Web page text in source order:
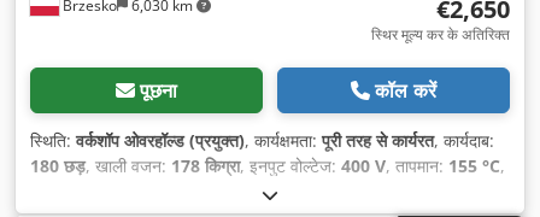
Brzesko 6,030 km €2,650
स्थिर मूल्य कर के अतिरिक्त
पूछना कॉल करें
स्थिति:वर्कशॉप ओवरहॉल्ड (प्रयुक्त), कार्यक्षमता:पूरी तरह से कार्यरत, कार्यदाब:
180 छड़, खाली वजन: 178 किग्रा, इनपुट वोल्टेज: 400 V, तापमान: 155 °C,